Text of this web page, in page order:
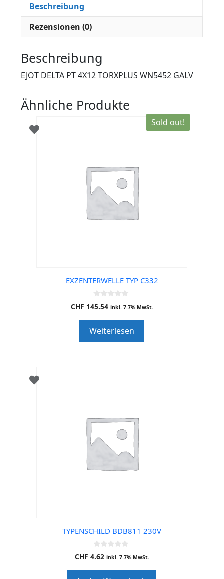
Beschreibung
Rezensionen (0)
Beschreibung
EJOT DELTA PT 4X12 TORXPLUS WN5452 GALV
Ähnliche Produkte
Sold out!
EXZENTERWELLE TYP C332
0
o
o
f
5
CHF 145.54 inkl. 7.7% MwSt.
Weiterlesen
TYPENSCHILD BDB811 230V
0
o
CHF 4.62 inkl. 7.7% MwSt.